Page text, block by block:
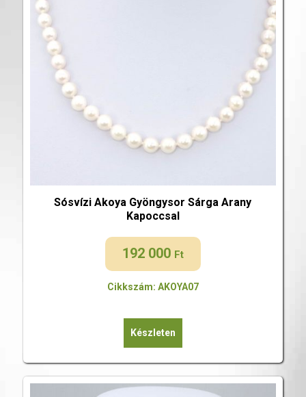
Sósvízi Akoya Gyöngysor Sárga Arany
Kapoccsal
192 000 Ft
Cikkszám: AKOYA07
Készleten